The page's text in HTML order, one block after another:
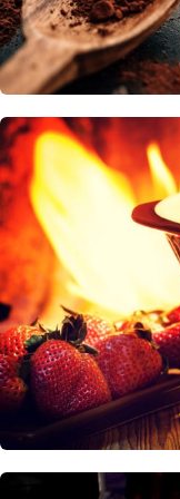
Chocolate
Curiosidades